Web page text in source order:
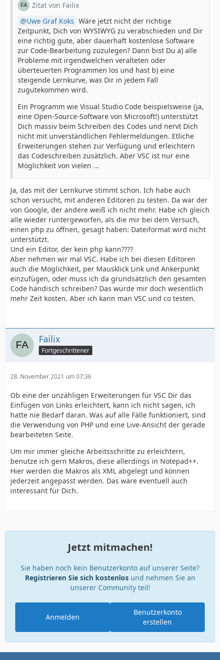
Zitat von Failix
Uwe Graf Koks Wäre jetzt nicht der richtige
Zeitpunkt, Dich von WYSIWYG zu verabschieden und Dir
eine richtig gute, aber dauerhaft kostenlose Software
zur Code-Bearbeitung zuzulegen? Dann bist Du a) alle
Probleme mit irgendwelchen veralteten oder
überteuerten Programmen los und hast b) eine
steigende Lernkurve, was Dir in jedem Fall
zugutekommen wird.
Ein Programm wie Visual Studio Code beispielsweise (ja,
eine Open-Source-Software von Microsoft!) unterstützt
Dich massiv beim Schreiben des Codes und nervt Dich
nicht mit unverständlichen Fehlermeldungen. Etliche
Erweiterungen stehen zur Verfügung und erleichtern
das Codeschreiben zusätzlich. Aber VSC ist nur eine
Möglichkeit von vielen ...
Ja, das mit der Lernkurve stimmt schon. Ich habe auch
schon versucht, mit anderen Editoren zu testen. Da war der
von Google, der andere weiß ich nicht mehr. Habe ich gleich
alle wieder runtergeworfen, als die mir bei dem Versuch,
einen php zu öffnen, gesagt haben: Dateiformat wird nicht
unterstützt.
Und ein Editor, der kein php kann????
Aber nehmen wir mal VSC. Habe ich bei diesen Editoren
auch die Möglichkeit, per Mausklick Link und Ankerpunkt
einzufügen, oder muss ich da grundsätzlich den gesamten
Code händisch schreiben? Das würde mir doch wesentlich
mehr Zeit kosten. Aber ich kann man VSC und co testen.
Failix
Fortgeschrittener
28. November 2021 um 07:36
Ob eine der unzähligen Erweiterungen für VSC Dir das
Einfügen von Links erleichtert, kann ich nicht sagen, ich
hatte nie Bedarf daran. Was auf alle Fälle funktioniert, sind
die Verwendung von PHP und eine Live-Ansicht der gerade
bearbeiteten Seite.
Um mir immer gleiche Arbeitsschritte zu erleichtern,
benutze ich gern Makros, diese allerdings in Notepad++.
Hier werden die Makros als XML abgelegt und können
jederzeit angepasst werden. Das wäre eventuell auch
interessant für Dich.
Jetzt mitmachen!
Sie haben noch kein Benutzerkonto auf unserer Seite?
Registrieren Sie sich kostenlosund nehmen Sie an
unserer Community teil!
Benutzerkonto
erstellen
Anmelden